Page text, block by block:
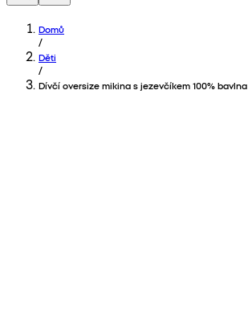
Domů
/
Děti
/
Dívčí oversize mikina s jezevčíkem 100% bavlna